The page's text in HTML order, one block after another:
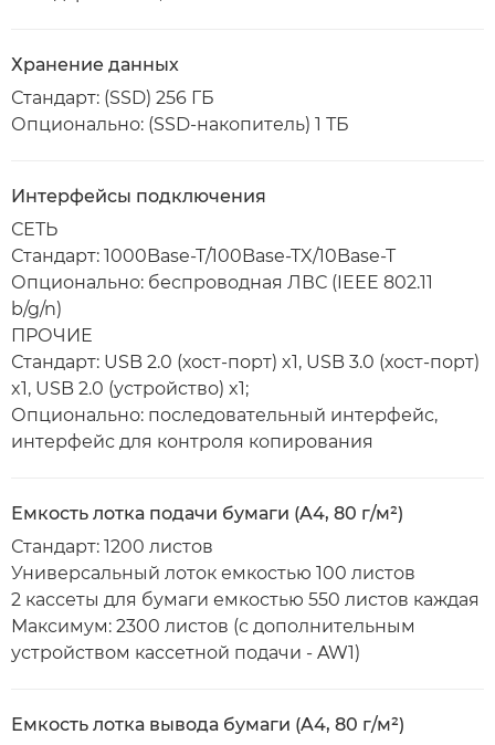
Хранение данных
Стандарт: (SSD) 256 ГБ
Опционально: (SSD-накопитель) 1 ТБ
Интерфейсы подключения
СЕТЬ
Стандарт: 1000Base-T/100Base-TX/10Base-T
Опционально: беспроводная ЛВС (IEEE 802.11
b/g/n)
ПРОЧИЕ
Стандарт: USB 2.0 (хост-порт) x1, USB 3.0 (хост-порт)
x1, USB 2.0 (устройство) x1;
Опционально: последовательный интерфейс,
интерфейс для контроля копирования
Емкость лотка подачи бумаги (A4, 80 г/м²)
Стандарт: 1200 листов
Универсальный лоток емкостью 100 листов
2 кассеты для бумаги емкостью 550 листов каждая
Максимум: 2300 листов (с дополнительным
устройством кассетной подачи - AW1)
Емкость лотка вывода бумаги (A4, 80 г/м²)